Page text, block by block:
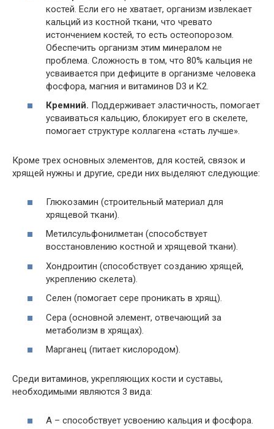
костей. Если его не хватает, организм извлекает
кальций из костной ткани, что чревато
истончением костей, то есть остеопорозом.
Обеспечить организм этим минералом не
проблема. Сложность в том, что 80% кальция не
усваивается при дефиците в организме человека
фосфора, магния и витаминов D3 и K2.
Кремний. Поддерживает эластичность, помогает
усваиваться кальцию, блокирует его в скелете,
помогает структуре коллагена «стать лучше».
Кроме трех основных элементов, для костей, связок и
хрящей нужны и другие, среди них выделяют следующие:
Глюкозамин (строительный материал для
хрящевой ткани).
Метилсульфонилметан (способствует
восстановлению костной и хрящевой ткани).
Хондроитин (способствует созданию хрящей,
укреплению скелета).
Селен (помогает сере проникать в хрящ).
Сера (основной элемент, отвечающий за
метаболизм в хрящах).
Марганец (питает кислородом).
Среди витаминов, укрепляющих кости и суставы,
необходимыми являются 3 вида:
А – способствует усвоению кальция и фосфора.